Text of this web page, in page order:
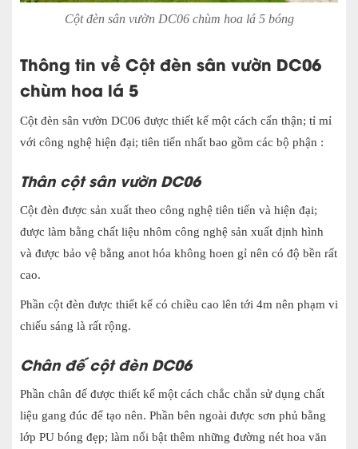
Cột đèn sân vườn DC06 chùm hoa lá 5 bóng
Thông tin về Cột đèn sân vườn DC06
chùm hoa lá 5
Cột đèn sân vườn DC06 được thiết kế một cách cẩn thận; tỉ mỉ
với công nghệ hiện đại; tiên tiến nhất bao gồm các bộ phận :
Thân cột sân vườn DC06
Cột đèn được sản xuất theo công nghệ tiên tiến và hiện đại;
được làm bằng chất liệu nhôm công nghệ sản xuất định hình
và được bảo vệ bằng anot hóa không hoen gỉ nên có độ bền rất
cao.
Phần cột đèn được thiết kế có chiều cao lên tới 4m nên phạm vi
chiếu sáng là rất rộng.
Chân đế cột đèn DC06
Phần chân đế được thiết kế một cách chắc chắn sử dụng chất
liệu gang đúc để tạo nên. Phần bên ngoài được sơn phủ bằng
lớp PU bóng đẹp; làm nổi bật thêm những đường nét hoa văn